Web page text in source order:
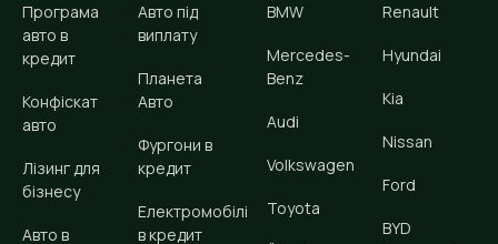
Програма
авто в
кредит
Конфіскат
авто
Лізинг для
бізнесу
Авто в
Авто під
виплату
Планета
Авто
Фургони в
кредит
Електромобілі
в кредит
BMW
Mercedes-
Benz
Audi
Volkswagen
Toyota
Renault
Hyundai
Kia
Nissan
Ford
BYD